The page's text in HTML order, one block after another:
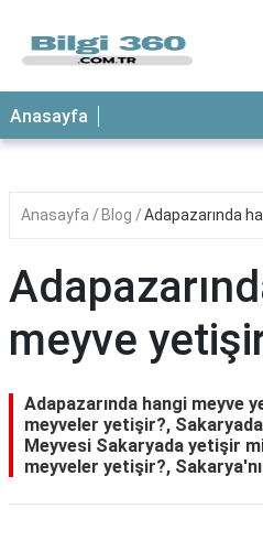
ANASAYFA
Anasayfa
Anasayfa Blog Adapazarında
meyve
Adapazarında hangi meyve
meyveler yetişir?,
Meyvesi Sakaryada yetişir
meyveler yetişir?,